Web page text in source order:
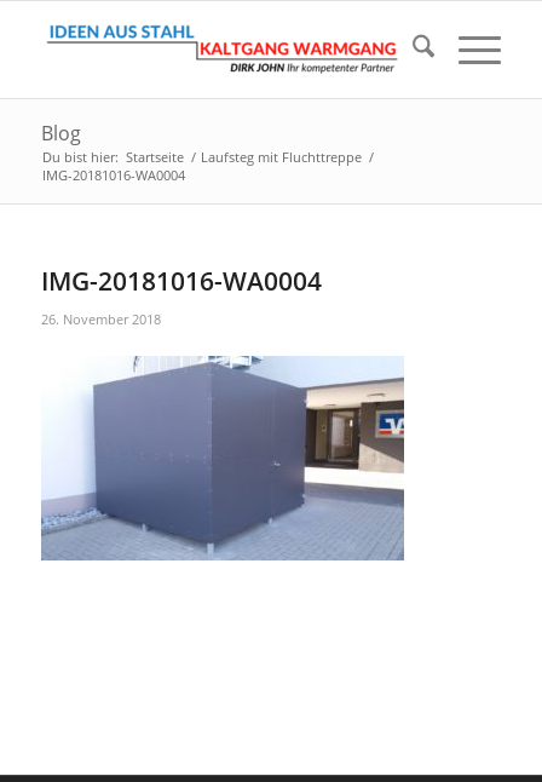
Blog
Du bist hier: Startseite / Laufsteg mit Fluchttreppe /
IMG-20181016-WA0004
IMG-20181016-WA0004
26. November 2018